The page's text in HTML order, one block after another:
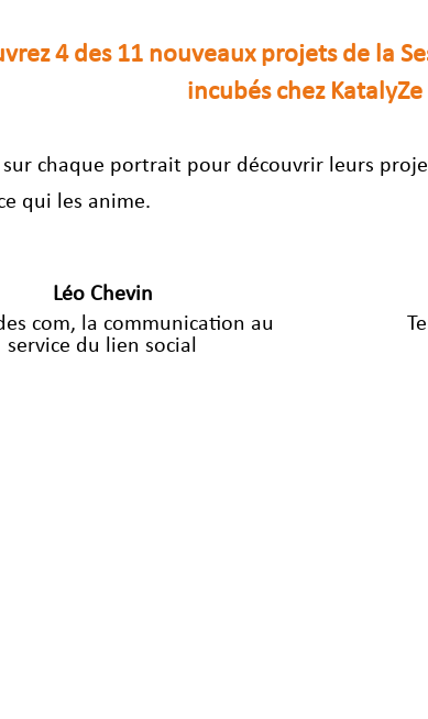
4 des 11 nouveaux projets de la
incubés chez KatalyZe
sur chaque portrait pour découvrir leurs
qui les anime.
Léo Chevin
com, la communication au
service du lien social